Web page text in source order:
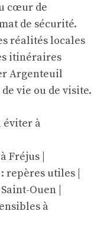
cœur de
de sécurité.
réalités locales
itinéraires
Argenteuil
vie ou de visite.
éviter à
Fréjus
repères utiles
Ouen
à